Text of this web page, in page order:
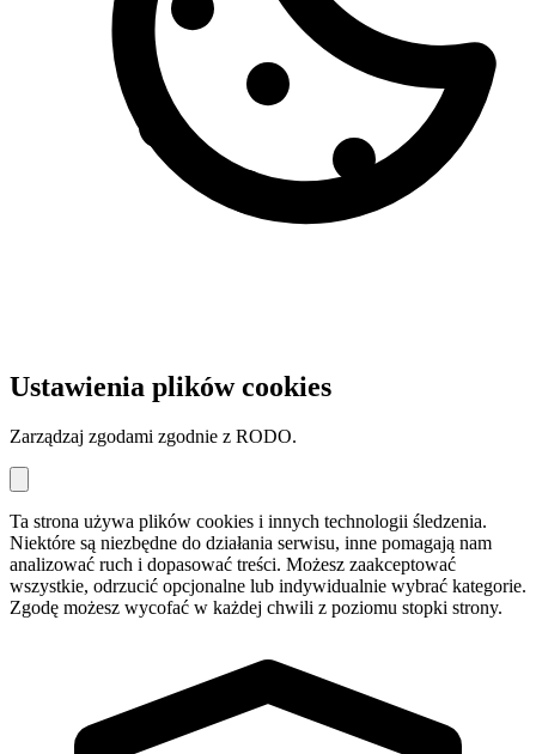
Ustawienia plików cookies
Zarządzaj zgodami zgodnie z RODO.
Ta strona używa plików cookies i innych technologii śledzenia.
Niektóre są niezbędne do działania serwisu, inne pomagają nam
analizować ruch i dopasować treści. Możesz zaakceptować
wszystkie, odrzucić opcjonalne lub indywidualnie wybrać kategorie.
Zgodę możesz wycofać w każdej chwili z poziomu stopki strony.